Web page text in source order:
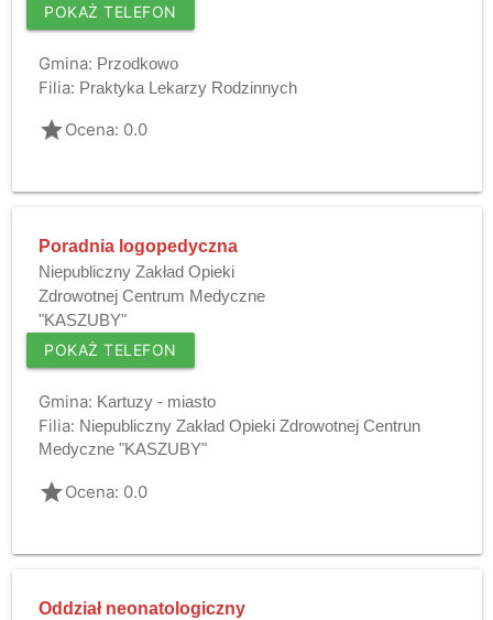
POKAŻ TELEFON
Gmina: Przodkowo
Filia: Praktyka Lekarzy Rodzinnych
gradeOcena: 0.0
Poradnia logopedyczna
Niepubliczny Zakład Opieki
Zdrowotnej Centrum Medyczne
"KASZUBY"
POKAŻ TELEFON
Gmina: Kartuzy - miasto
Filia: Niepubliczny Zakład Opieki Zdrowotnej Centrun
Medyczne "KASZUBY"
gradeOcena: 0.0
Oddział neonatologiczny